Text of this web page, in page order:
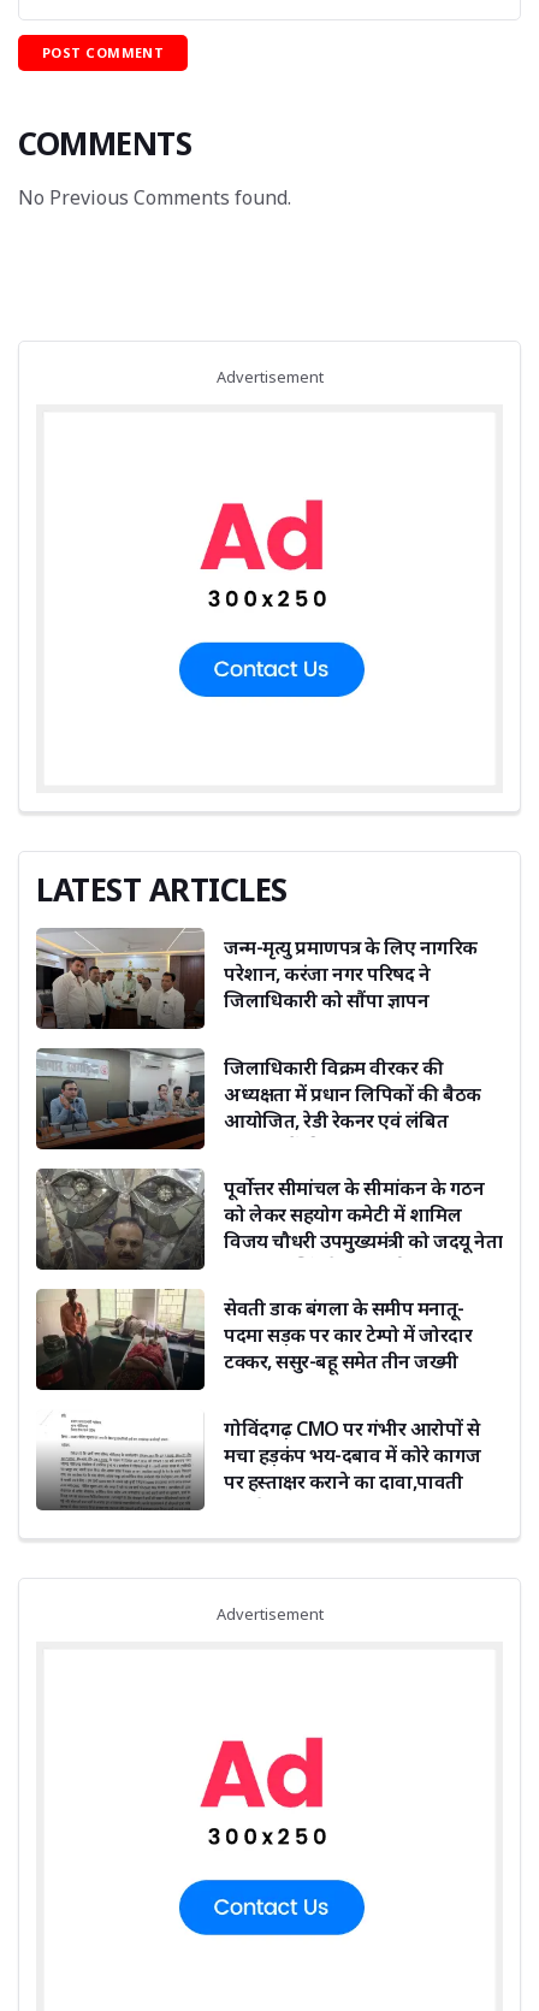
COMMENTS
No Previous Comments found.
Advertisement
LATEST ARTICLES
जन्म-मृत्यु प्रमाणपत्र के लिए नागरिक
परेशान, करंजा नगर परिषद ने
जिलाधिकारी को सौंपा ज्ञापन
जिलाधिकारी विक्रम वीरकर की
अध्यक्षता में प्रधान लिपिकों की बैठक
आयोजित, रेडी रेकनर एवं लंबित
पूर्वोत्तर सीमांचल के सीमांकन के गठन
को लेकर सहयोग कमेटी में शामिल
विजय चौधरी उपमुख्यमंत्री को जदयू नेता
सेवती डाक बंगला के समीप मनातू-
पदमा सड़क पर कार टेम्पो में जोरदार
टक्कर, ससुर-बहू समेत तीन जख्मी
गोविंदगढ़ CMO पर गंभीर आरोपों से
मचा हड़कंप भय-दबाव में कोरे कागज
पर हस्ताक्षर कराने का दावा,पावती
Advertisement